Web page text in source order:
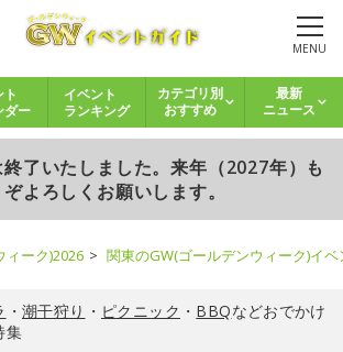
MENU
ト
ダー
イベント
ランキング
カテゴリ別
おすすめ
最新
ニュース
了いたしました。来年（2027年）も
よろしくお願いします。
ィーク)2026 関東のGW(ゴールデンウィーク)イ
・ 潮干狩り ・ ピクニック ・ BBQなどおでかけ
集